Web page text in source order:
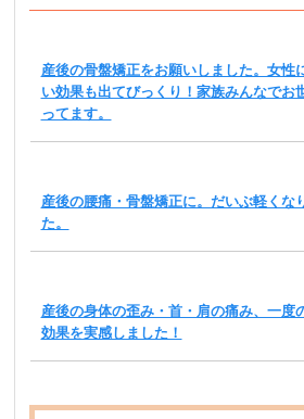
産後の骨盤矯正をお願いしました。女性
い効果も出てびっくり！家族みんなでお
ってます。
産後の腰痛・骨盤矯正に。だいぶ軽くな
た。
産後の身体の歪み・首・肩の痛み、一度
効果を実感しました！